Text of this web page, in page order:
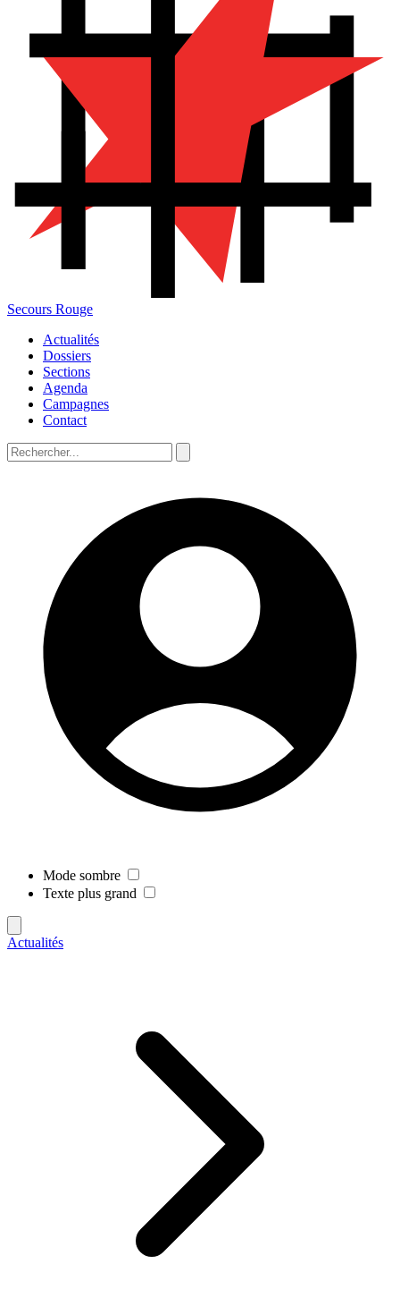
Secours Rouge
Actualités
Dossiers
Sections
Agenda
Campagnes
Contact
Mode sombre
Texte plus grand
Actualités